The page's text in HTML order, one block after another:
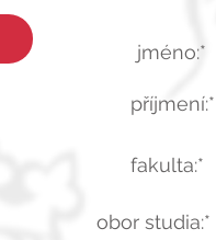
jméno:*
příjmení:*
fakulta:*
obor studia:*